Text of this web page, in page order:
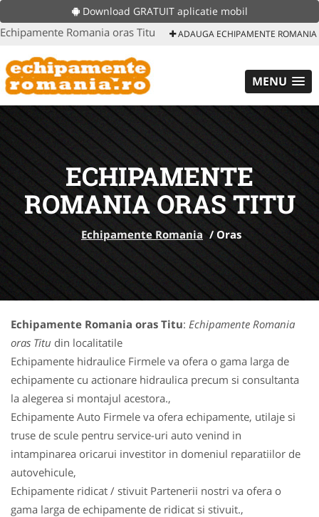
Download GRATUIT aplicatie mobil
Echipamente Romania oras Titu ADAUGA ECHIPAMENTE ROMANIA
MENU
ECHIPAMENTE
ROMANIA ORAS TITU
Echipamente Romania / Oras
Echipamente Romania oras Titu: Echipamente Romania
oras Titu din localitatile
Echipamente hidraulice Firmele va ofera o gama larga de
echipamente cu actionare hidraulica precum si consultanta
la alegerea si montajul acestora.,
Echipamente Auto Firmele va ofera echipamente, utilaje si
truse de scule pentru service-uri auto venind in
intampinarea oricarui investitor in domeniul reparatiilor de
autovehicule,
Echipamente ridicat / stivuit Partenerii nostri va ofera o
gama larga de echipamente de ridicat si stivuit.,